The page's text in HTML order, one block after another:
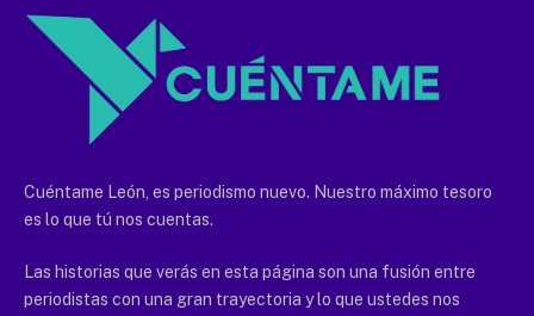
Cuéntame León, es periodismo nuevo. Nuestro máximo tesoro
es lo que tú nos cuentas.
Las historias que verás en esta página son una fusión entre
periodistas con una gran trayectoria y lo que ustedes nos